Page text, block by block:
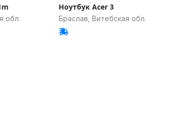
обл.
Ноутбук Acer 3
Браслав, Витебская обл.